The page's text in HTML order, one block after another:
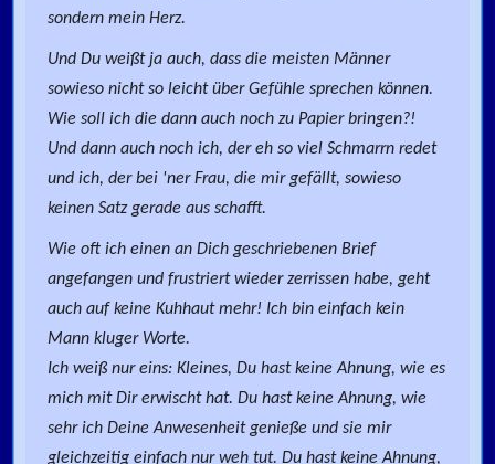
sondern mein Herz.
Und Du weißt ja auch, dass die meisten Männer
sowieso nicht so leicht über Gefühle sprechen können.
Wie soll ich die dann auch noch zu Papier bringen?!
Und dann auch noch ich, der eh so viel Schmarrn redet
und ich, der bei 'ner Frau, die mir gefällt, sowieso
keinen Satz gerade aus schafft.
Wie oft ich einen an Dich geschriebenen Brief
angefangen und frustriert wieder zerrissen habe, geht
auch auf keine Kuhhaut mehr! Ich bin einfach kein
Mann kluger Worte.
Ich weiß nur eins: Kleines, Du hast keine Ahnung, wie es
mich mit Dir erwischt hat. Du hast keine Ahnung, wie
sehr ich Deine Anwesenheit genieße und sie mir
gleichzeitig einfach nur weh tut. Du hast keine Ahnung,